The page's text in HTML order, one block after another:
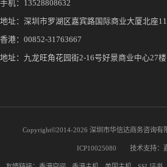
手机： 13528808632
地址：深圳市罗湖区嘉宾路国际商业大厦北座
香港：00852-31763667
地址：九龙旺角花园街2-16号好景商业中心27
Copyright©2014-2026 深圳市华信达商务咨询有
ICP10025080 技术支持：